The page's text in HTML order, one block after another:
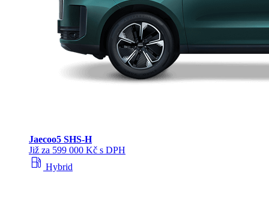
Jaecoo5 SHS-H
Již za 599 000 Kč s DPH
local_gas_station Hybrid